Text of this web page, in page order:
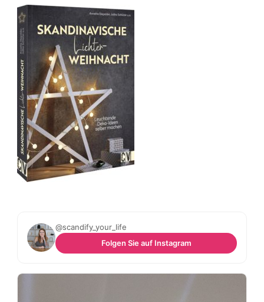
@scandify_your_life
Folgen Sie auf Instagram